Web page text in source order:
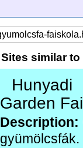
Sites similar to
Hunyadi
Garden
Description:
gyümölcsfák.